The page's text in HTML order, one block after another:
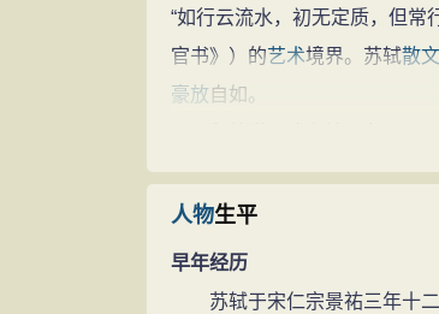
“如行云流水，初无定质，但常
官书》）的艺术境界。苏轼散文
豪放 自如。
释德洪《跋东坡（左忄（xīn
文。”苏轼与欧阳修并称“欧苏”
苏轼是继欧阳修之后主持北
游或接受他的指导者甚多，北宋
拔，故称苏门四学士。苏门四
人物生平
早年经历
苏轼于宋仁宗景祐三年十二